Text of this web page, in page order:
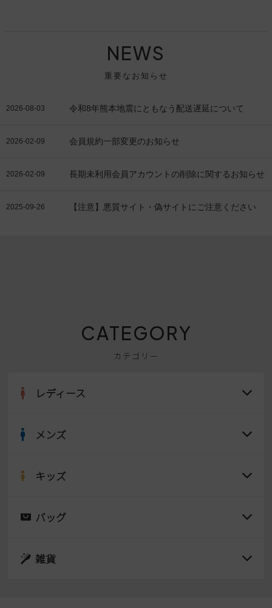
NEWS
重要なお知らせ
2026-08-03 令和8年熊本地震にともなう配送遅延について
2026-02-09 会員規約一部変更のお知らせ
2026-02-09 長期未利用会員アカウントの削除に関するお知らせ
2025-09-26 【注意】悪質サイト・偽サイトにご注意ください
CATEGORY
カテゴリー
レディース
サンダル
スニーカー
メンズ
サンダル
キッズ
サンダル
バッグ
雑貨